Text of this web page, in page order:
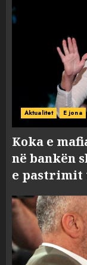
Aktualitet E jona
Koka e
në bankën
e pastrimit